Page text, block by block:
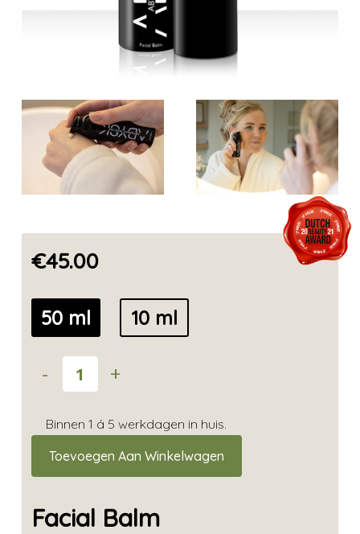
Facial Balm
€45.00
50 ml 10 ml
Binnen 1 á 5 werkdagen in huis.
Toevoegen Aan Winkelwagen